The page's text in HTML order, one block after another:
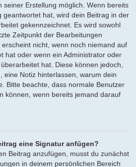
seiner Erstellung möglich. Wenn bereits
geantwortet hat, wird dein Beitrag in der
gekennzeichnet. Es wird sowohl
Zeitpunkt der Bearbeitungen
nicht, wenn noch niemand auf
hat oder wenn ein Administrator oder
hat. Diese können jedoch,
eine Notiz hinterlassen, warum dein
Bitte beachte, dass normale Benutzer
können, wenn bereits jemand darauf
eine Signatur anfügen?
Beitrag anzufügen, musst du zunächst
in deinem persönlichen Bereich